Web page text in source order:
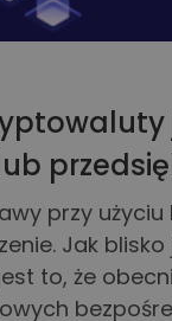
przy użyciu
Jak
to, że